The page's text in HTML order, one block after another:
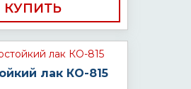
КУПИТЬ
лак КО-815